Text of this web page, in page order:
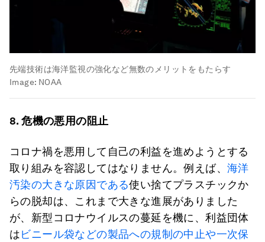
先端技術は海洋監視の強化など無数のメリットをもたらす
Image: NOAA
8.危機の悪用の阻止
コロナ禍を悪用して自己の利益を進めようとする
取り組みを容認してはなりません。例えば、 海洋
汚染の大きな原因である使い捨てプラスチックか
らの脱却は、これまで大きな進展がありました
が、新型コロナウイルスの蔓延を機に、利益団体
はビニール袋などの製品への規制の中止や一次保